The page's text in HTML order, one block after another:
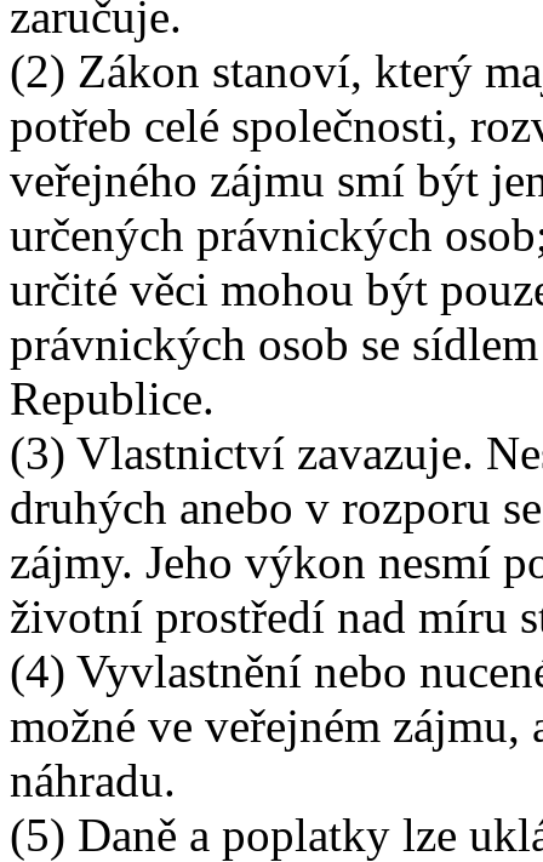
zaručuje.
(2) Zákon stanoví, který
potřeb celé společnosti,
veřejného zájmu smí být
určených právnických
určité věci mohou být
právnických osob se
Republice.
(3) Vlastnictví zavazuje.
druhých anebo v rozporu
zájmy. Jeho výkon nesmí
životní prostředí nad míru
(4) Vyvlastnění nebo
možné ve veřejném zájmu,
náhradu.
(5) Daně a poplatky lze